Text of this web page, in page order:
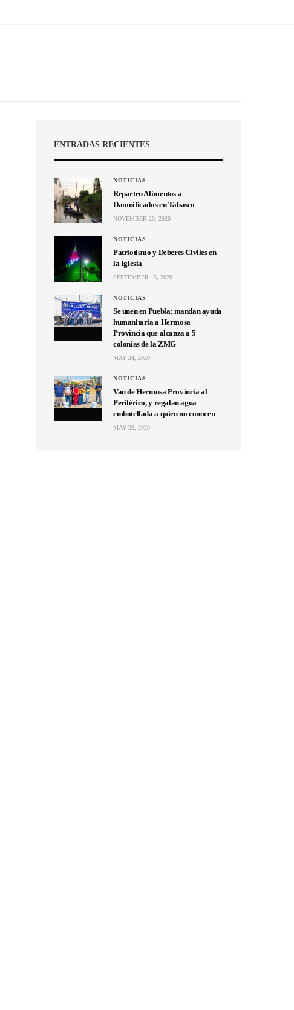
ENTRADAS RECIENTES
NOTICIAS
Reparten Alimentos a
Damnificados en Tabasco
NOVEMBER 20, 2020
NOTICIAS
Patriotismo y Deberes Civiles en
la Iglesia
SEPTEMBER 15, 2020
NOTICIAS
Se unen en Puebla; mandan ayuda
humanitaria a Hermosa
Provincia que alcanza a 5
colonias de la ZMG
MAY 24, 2020
NOTICIAS
Van de Hermosa Provincia al
Periférico, y regalan agua
embotellada a quien no conocen
MAY 23, 2020